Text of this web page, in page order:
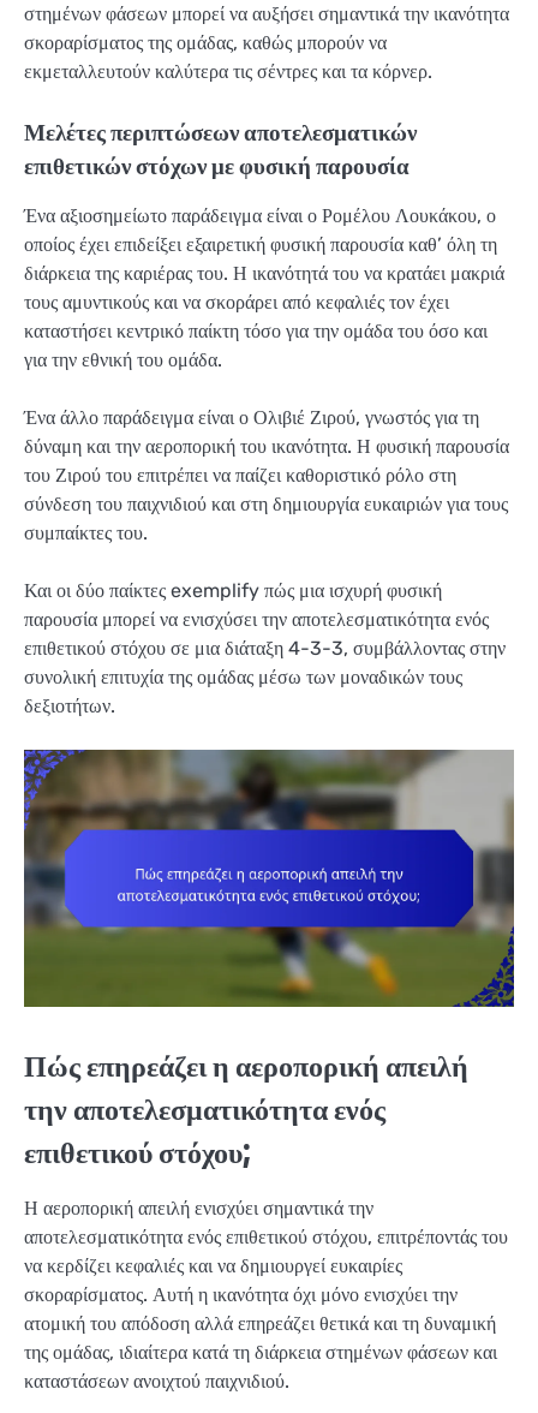
στημένων φάσεων μπορεί να αυξήσει σημαντικά την ικανότητα
σκοραρίσματος της ομάδας, καθώς μπορούν να
εκμεταλλευτούν καλύτερα τις σέντρες και τα κόρνερ.
Μελέτες περιπτώσεων αποτελεσματικών
επιθετικών στόχων με φυσική παρουσία
Ένα αξιοσημείωτο παράδειγμα είναι ο Ρομέλου Λουκάκου, ο
οποίος έχει επιδείξει εξαιρετική φυσική παρουσία καθ’ όλη τη
διάρκεια της καριέρας του. Η ικανότητά του να κρατάει μακριά
τους αμυντικούς και να σκοράρει από κεφαλιές τον έχει
καταστήσει κεντρικό παίκτη τόσο για την ομάδα του όσο και
για την εθνική του ομάδα.
Ένα άλλο παράδειγμα είναι ο Ολιβιέ Ζιρού, γνωστός για τη
δύναμη και την αεροπορική του ικανότητα. Η φυσική παρουσία
του Ζιρού του επιτρέπει να παίζει καθοριστικό ρόλο στη
σύνδεση του παιχνιδιού και στη δημιουργία ευκαιριών για τους
συμπαίκτες του.
Και οι δύο παίκτες exemplify πώς μια ισχυρή φυσική
παρουσία μπορεί να ενισχύσει την αποτελεσματικότητα ενός
επιθετικού στόχου σε μια διάταξη 4-3-3, συμβάλλοντας στην
συνολική επιτυχία της ομάδας μέσω των μοναδικών τους
δεξιοτήτων.
Πώς επηρεάζει η αεροπορική απειλή
την αποτελεσματικότητα ενός
επιθετικού στόχου;
Η αεροπορική απειλή ενισχύει σημαντικά την
αποτελεσματικότητα ενός επιθετικού στόχου, επιτρέποντάς του
να κερδίζει κεφαλιές και να δημιουργεί ευκαιρίες
σκοραρίσματος. Αυτή η ικανότητα όχι μόνο ενισχύει την
ατομική του απόδοση αλλά επηρεάζει θετικά και τη δυναμική
της ομάδας, ιδιαίτερα κατά τη διάρκεια στημένων φάσεων και
καταστάσεων ανοιχτού παιχνιδιού.